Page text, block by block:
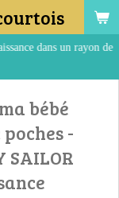
dans un rayon de
bébé
-
SAILOR